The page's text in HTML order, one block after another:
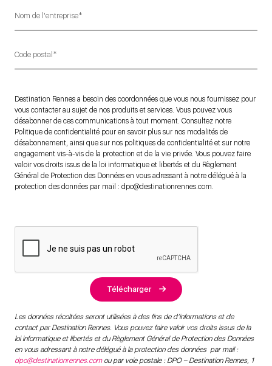
Destination Rennes a besoin des coordonnées que vous nous fournissez pour
vous contacter au sujet de nos produits et services. Vous pouvez vous
désabonner de ces communications à tout moment. Consultez notre
Politique de confidentialité pour en savoir plus sur nos modalités de
désabonnement, ainsi que sur nos politiques de confidentialité et sur notre
engagement vis-à-vis de la protection et de la vie privée. Vous pouvez faire
valoir vos droits issus de la loi informatique et libertés et du Règlement
Général de Protection des Données en vous adressant à notre délégué à la
protection des données par mail : dpo@destinationrennes.com.
Télécharger
Les données récoltées seront utilisées à des fins de d’informations et de
contact par Destination Rennes. Vous pouvez faire valoir vos droits issus de la
loi informatique et libertés et du Règlement Général de Protection des Données
en vous adressant à notre délégué à la protection des données par mail :
dpo@destinationrennes.comou par voie postale : DPO – Destination Rennes, 1